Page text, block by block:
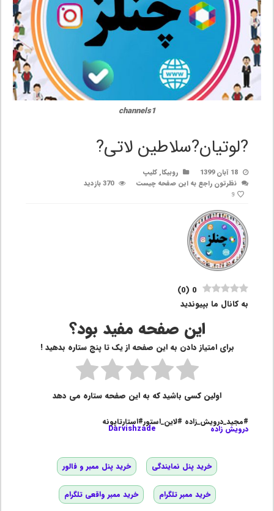
channels1
?لوتیان?سلاطین لاتی?
18 آبان 1399 روبیکا,کلیپ
نظرتون راجع به این صفحه چیست
370 بازدید
9
0
(
0
)
به کانال ما بپیوندید
این صفحه مفید بود؟
برای امتیاز دادن به این صفحه از یک تا پنج ستاره بدهید !
اولین کسی باشید که به این صفحه ستاره می دهد
#مجید_درویش_زاده #لاین_استور#استارتاپونه
درویش زاده Darvishzade
خرید پنل نمایندگی خرید پنل ممبر و فالور
خرید ممبر تلگرام خرید ممبر واقعی تلگرام